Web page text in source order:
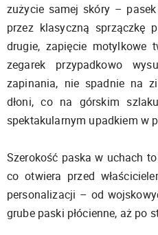
zużycie samej skóry –
przez klasyczną sprzączkę
drugie, zapięcie motylkowe
zegarek przypadkowo
zapinania, nie spadnie na
dłoni, co na górskim
spektakularnym upadkiem w
Szerokość paska w uchach
co otwiera przed
personalizacji – od
grube paski płócienne, aż po